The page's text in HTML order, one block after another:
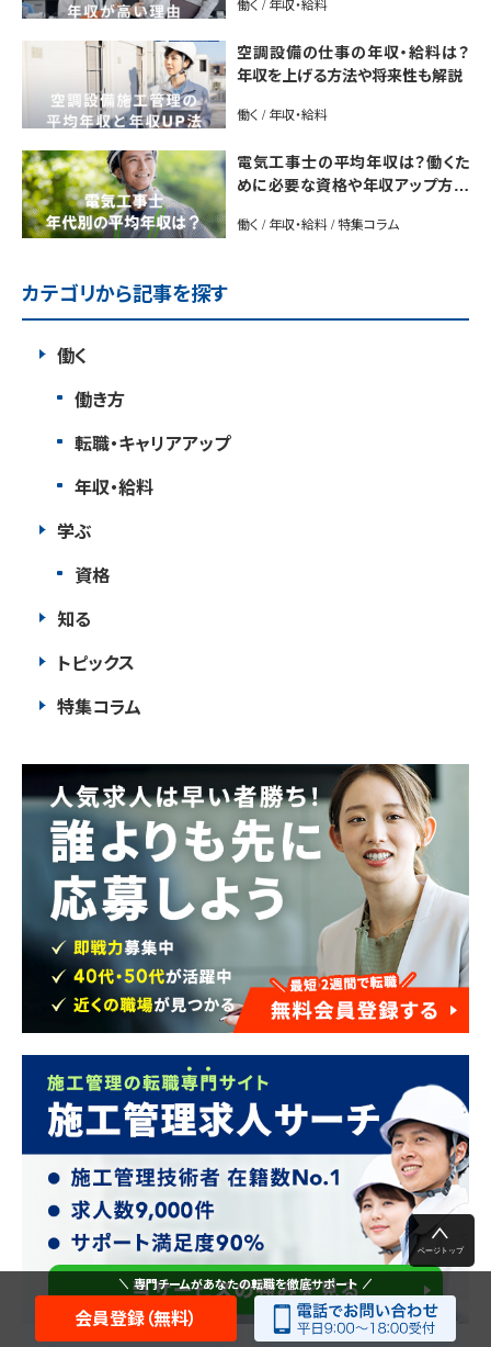
空調設備の仕事の年収・給料は？
年収を上げる方法や将来性も解説
働く / 年収・給料
電気工事士の平均年収は？働くた
めに必要な資格や年収アップ方法
働く / 年収・給料 / 特集コラム
カテゴリから記事を探す
働く
働き方
転職・キャリアアップ
年収・給料
学ぶ
資格
知る
トピックス
特集コラム
専門チームがあなたの転職を徹底サポート
会員登録（無料）